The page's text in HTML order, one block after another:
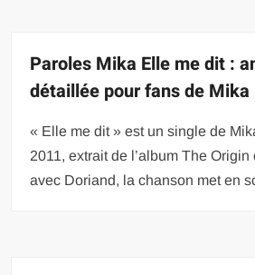
Paroles Mika Elle me dit :
détaillée pour fans de Mika
« Elle me dit » est un single de
2011, extrait de l’album The
avec Doriand, la chanson met en